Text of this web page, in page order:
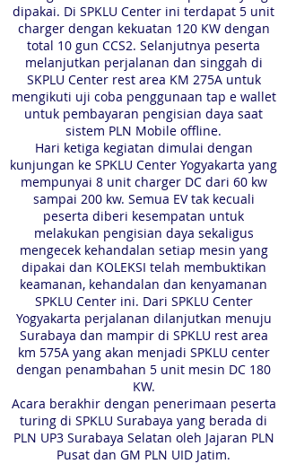
dipakai. Di SPKLU Center ini terdapat 5 unit
charger dengan kekuatan 120 KW dengan
total 10 gun CCS2. Selanjutnya peserta
melanjutkan perjalanan dan singgah di
SKPLU Center rest area KM 275A untuk
mengikuti uji coba penggunaan tap e wallet
untuk pembayaran pengisian daya saat
sistem PLN Mobile offline.
Hari ketiga kegiatan dimulai dengan
kunjungan ke SPKLU Center Yogyakarta yang
mempunyai 8 unit charger DC dari 60 kw
sampai 200 kw. Semua EV tak kecuali
peserta diberi kesempatan untuk
melakukan pengisian daya sekaligus
mengecek kehandalan setiap mesin yang
dipakai dan KOLEKSI telah membuktikan
keamanan, kehandalan dan kenyamanan
SPKLU Center ini. Dari SPKLU Center
Yogyakarta perjalanan dilanjutkan menuju
Surabaya dan mampir di SPKLU rest area
km 575A yang akan menjadi SPKLU center
dengan penambahan 5 unit mesin DC 180
KW.
Acara berakhir dengan penerimaan peserta
turing di SPKLU Surabaya yang berada di
PLN UP3 Surabaya Selatan oleh Jajaran PLN
Pusat dan GM PLN UID Jatim.